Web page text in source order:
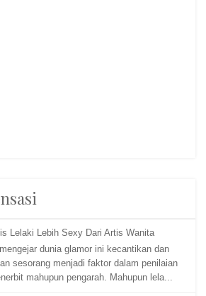
Lelaki Lebih Sexy Dari Artis Wanita
dunia glamor ini kecantikan dan
sesorang menjadi faktor dalam penilaian
mahupun pengarah. Mahupun lela...